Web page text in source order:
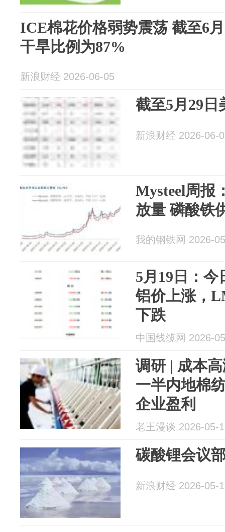
ICE棉花价格弱势震荡 截至6
干旱比例为87%
新浪财经 2026-06-05
截至5月29
新浪财经 2026-06-
Mysteel周报
放量 磷酸铁
我的钢铁网 2026-
5月19日：
铝价上涨，
下跌
中国线缆网 2026-
调研 | 成本
一半内地棉
企业盈利
老王漫谈 2026-05-
碳酸锂会议
新浪财经 2026-05-